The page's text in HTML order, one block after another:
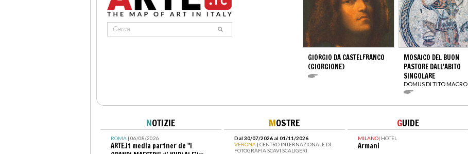
GIORGIO DA CASTELFRANCO
(GIORGIONE)
MOSAICO DEL BUON
PASTORE DALL'ABITO
SINGOLARE
DOMUS DI TITO MACRO
NOTIZIE
ROMA| 06/08/2026
ARTE.it media partner de "I
MOSTRE
Dal 30/07/2026 al 01/11/2026
VERONA | CENTRO INTERNAZIONALE DI
FOTOGRAFIA SCAVI SCALIGERI
GUIDE
MILANO| HOTEL
Armani